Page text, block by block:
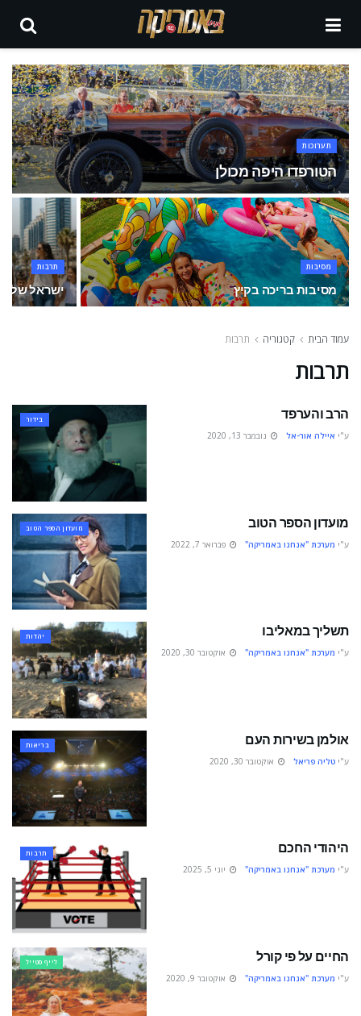
תערוכות
הטורפדו היפה מכולן
מסיבות
מסיבות בריכה בקיץ
תרבות
ישראל של
עמוד הבית קטגוריה תרבות
תרבות
בידור הרב והערפד
ע"י איילה אור-אל נובמבר 13, 2020
מועדון הספר הטוב מועדון הספר הטוב
ע"י מערכת "אנחנו באמריקה" פברואר 7, 2022
יהדות תשליך במאליבו
ע"י מערכת "אנחנו באמריקה" אוקטובר 30, 2020
בריאות אולמן בשירות העם
ע"י טליה פריאל אוקטובר 30, 2020
תרבות היהודי החכם
ע"י מערכת "אנחנו באמריקה" יוני 5, 2025
לייף סטייל החיים על פי קורל
ע"י מערכת "אנחנו באמריקה" אוקטובר 9, 2020